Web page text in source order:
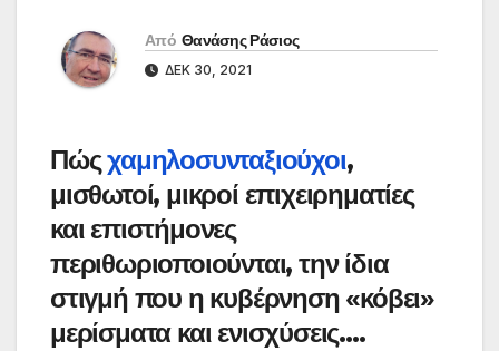
Από Θανάσης Ράσιος
ΔΕΚ 30, 2021
Πώςχαμηλοσυνταξιούχοι,
μισθωτοί, μικροί επιχειρηματίες
και επιστήμονες
περιθωριοποιούνται, την ίδια
στιγμή που η κυβέρνηση «κόβει»
μερίσματα και ενισχύσεις….